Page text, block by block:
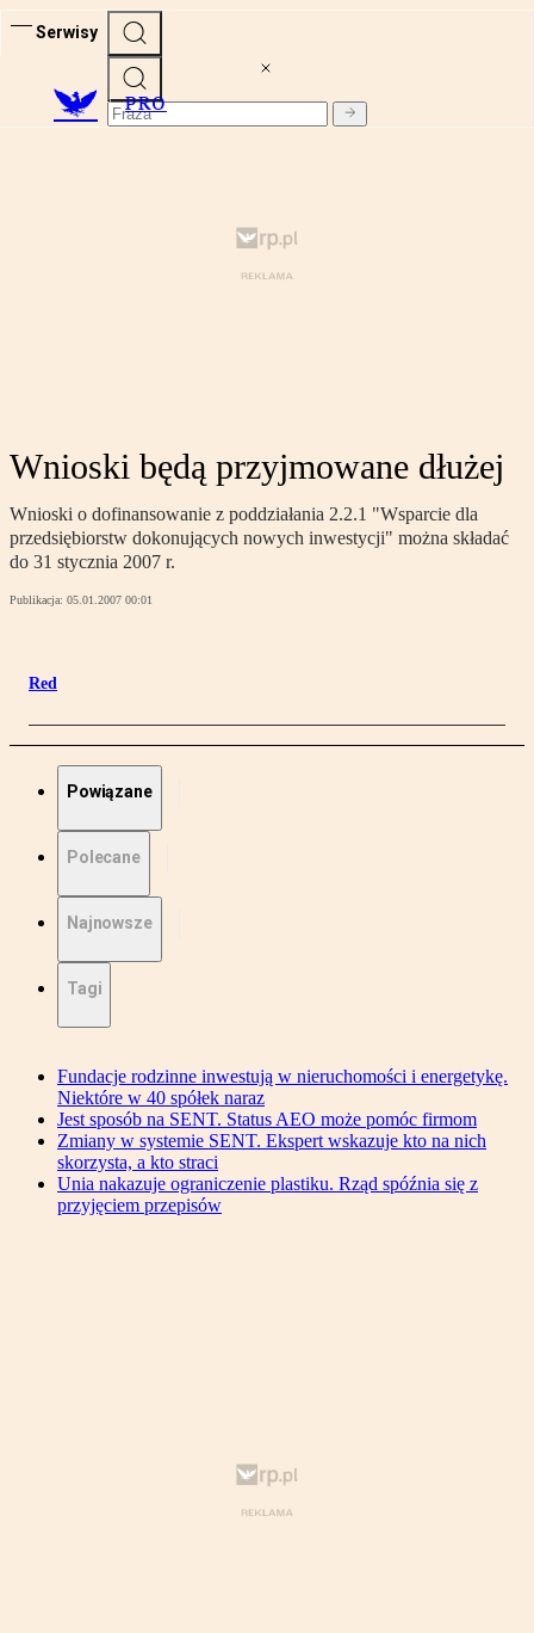
Serwisy
PRO
Wnioski będą przyjmowane dłużej
Wnioski o dofinansowanie z poddziałania 2.2.1 "Wsparcie dla
przedsiębiorstw dokonujących nowych inwestycji" można składać
do 31 stycznia 2007 r.
Publikacja: 05.01.2007 00:01
Red
Powiązane
Polecane
Najnowsze
Tagi
Fundacje rodzinne inwestują w nieruchomości i energetykę.
Niektóre w 40 spółek naraz
Jest sposób na SENT. Status AEO może pomóc firmom
Zmiany w systemie SENT. Ekspert wskazuje kto na nich
skorzysta, a kto straci
Unia nakazuje ograniczenie plastiku. Rząd spóźnia się z
przyjęciem przepisów